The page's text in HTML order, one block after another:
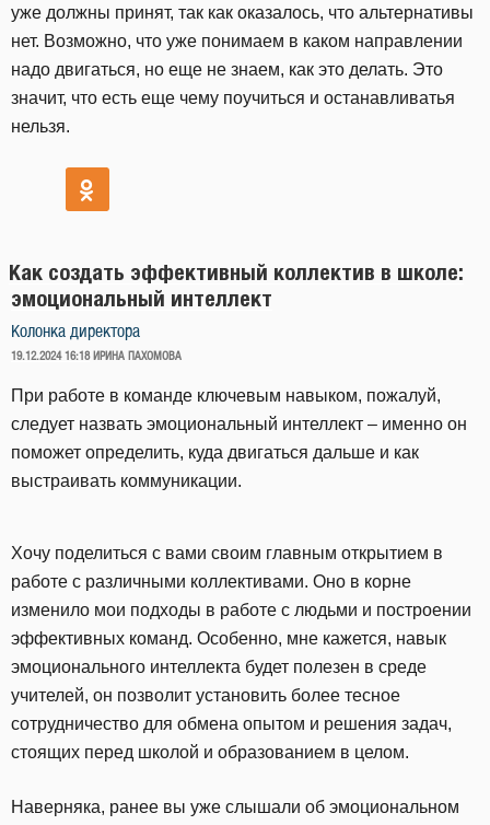
уже должны принят, так как оказалось, что альтернативы
нет. Возможно, что уже понимаем в каком направлении
надо двигаться, но еще не знаем, как это делать. Это
значит, что есть еще чему поучиться и останавливатья
нельзя.
Как создать эффективный коллектив в школе:
эмоциональный интеллект
Колонка директора
ОПУБЛИКОВАНО
19.12.2024 16:18 ИРИНА ПАХОМОВА
При работе в команде ключевым навыком, пожалуй,
следует назвать эмоциональный интеллект – именно он
поможет определить, куда двигаться дальше и как
выстраивать коммуникации.
Хочу поделиться с вами своим главным открытием в
работе с различными коллективами. Оно в корне
изменило мои подходы в работе с людьми и построении
эффективных команд. Особенно, мне кажется, навык
эмоционального интеллекта будет полезен в среде
учителей, он позволит установить более тесное
сотрудничество для обмена опытом и решения задач,
стоящих перед школой и образованием в целом.
Наверняка, ранее вы уже слышали об эмоциональном